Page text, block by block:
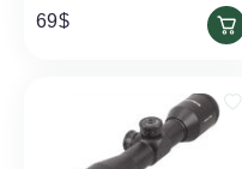
69$